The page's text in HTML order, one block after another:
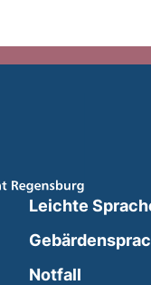
Leichte
Notfall